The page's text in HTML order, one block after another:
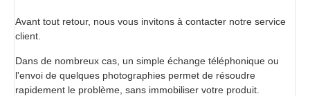
Avant tout retour, nous vous invitons à contacter notre service
client.
Dans de nombreux cas, un simple échange téléphonique ou
l'envoi de quelques photographies permet de résoudre
rapidement le problème, sans immobiliser votre produit.